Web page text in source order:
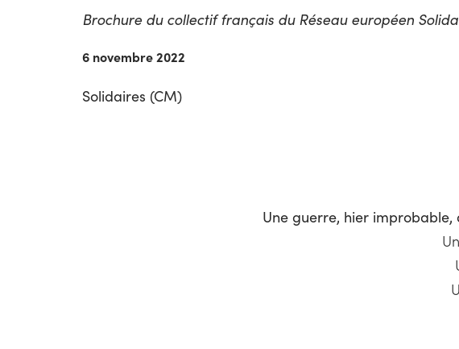
Brochure du collectif français du Réseau européen
6 novembre 2022
Solidaires (CM)
Une guerre, hier